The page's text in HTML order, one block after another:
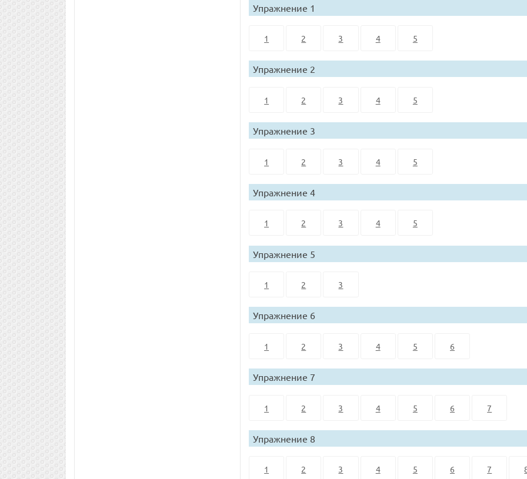
Упражнение 1
1 2 3 4 5
Упражнение 2
1 2 3 4 5
Упражнение 3
1 2 3 4 5
Упражнение 4
1 2 3 4 5
Упражнение 5
1 2 3
Упражнение 6
1 2 3 4 5 6
Упражнение 7
1 2 3 4 5 6 7
Упражнение 8
1 2 3 4 5 6 7